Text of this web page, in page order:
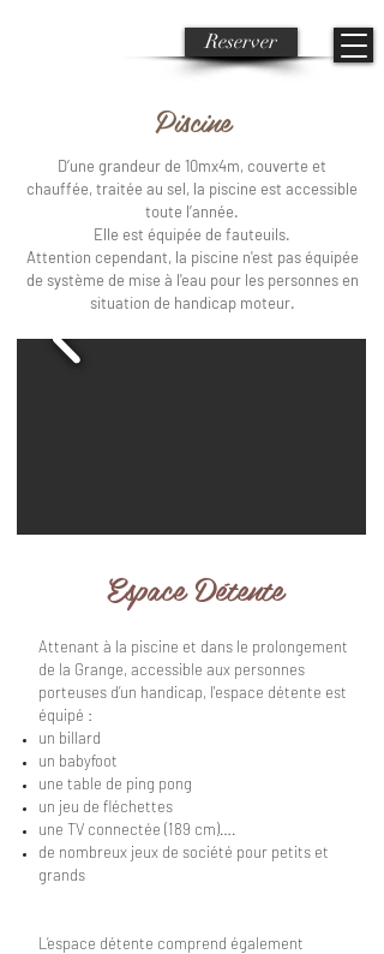
Reserver
Piscine
D’une grandeur de 10mx4m, couverte et
chauffée, traitée au sel, la piscine est accessible
toute l’année.
Elle est équipée de fauteuils.
Attention cependant, la piscine n'est pas équipée
de système de mise à l'eau pour les personnes en
situation de handicap moteur.
Espace Détente
Attenant à la piscine et dans le prolongement
de la Grange, accessible aux personnes
porteuses d’un handicap, l'espace détente est
équipé :
un billard
un babyfoot
une table de ping pong
un jeu de fléchettes
une TV connectée (189 cm)….
de nombreux jeux de société pour petits et
grands
L’espace détente comprend également